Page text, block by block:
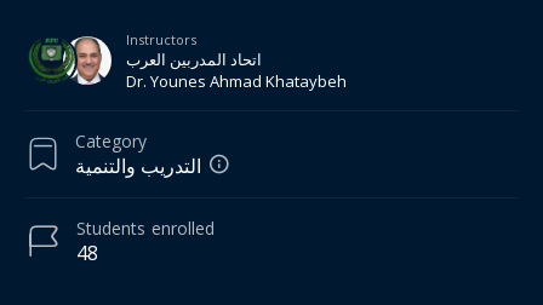
Instructors
اتحاد المدربين العرب
Dr. Younes Ahmad Khataybeh
Category
التدريب والتنمية
48
Students enrolled